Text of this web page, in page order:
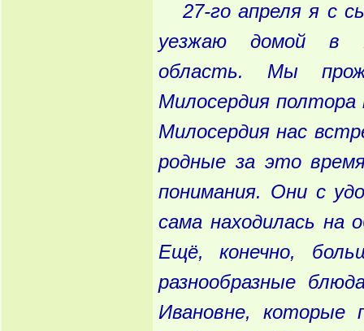
27-го апреля я с
уезжаю домой в
область. Мы
Милосердия полтора
Милосердия нас
родные за это
понимания. Они с
сама находилась на
Ещё, конечно,
разнообразные
Ивановне, которые